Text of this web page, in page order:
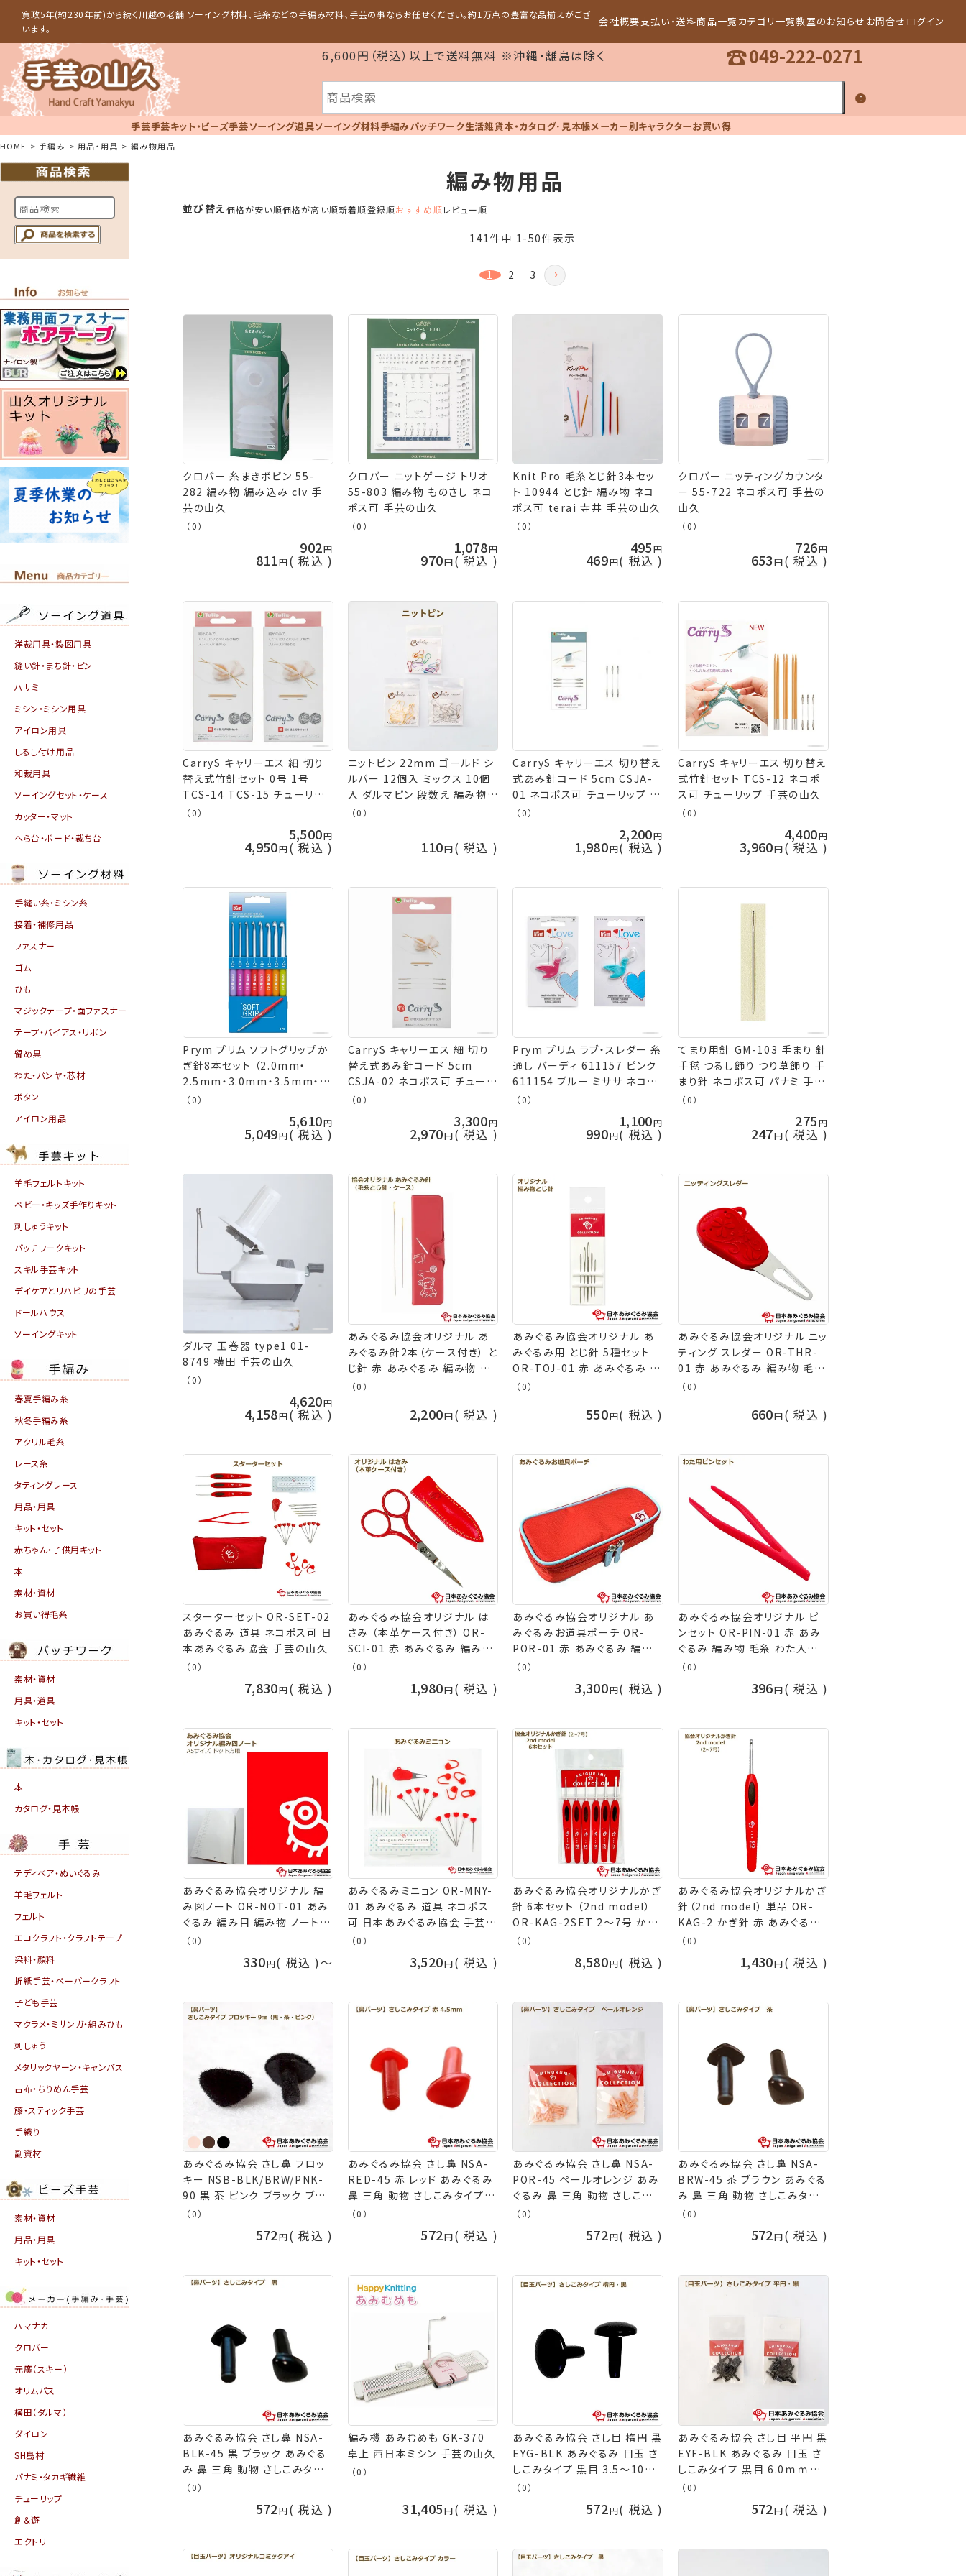
寛政5年(約230年前)から続く川越の老舗 ソーイング材料、毛糸などの手編み材料、手芸の事ならお任せください。約1万点の豊富な品揃えがござ
います。
会社概要支払い・送料商品一覧 カテゴリ一覧教室のお知らせ お問合せ ログイン
6,600円（税込）以上で送料無料 ※沖縄・離島は除く ☎049-222-0271
0
手芸手芸キット・ビーズ手芸ソーイング道具ソーイング材料手編みパッチワーク生活雑貨本・カタログ･見本帳メーカー別キャラクターお買い得
HOME 手編み 用品・用具 編み物用品
洋裁用具・製図用具
縫い針・まち針・ピン
ハサミ
ミシン・ミシン用具
アイロン用具
しるし付け用品
和裁用具
ソーイングセット・ケース
カッター・マット
へら台・ボード・裁ち台
手縫い糸・ミシン糸
接着・補修用品
ファスナー
ゴム
ひも
マジックテープ・面ファスナー
テープ・バイアス・リボン
留め具
わた・パンヤ・芯材
ボタン
アイロン用品
羊毛フェルトキット
ベビー・キッズ手作りキット
刺しゅうキット
パッチワークキット
スキル手芸キット
デイケアとリハビリの手芸
ドールハウス
ソーイングキット
春夏手編み糸
秋冬手編み糸
アクリル毛糸
レース糸
タティングレース
用品・用具
キット・セット
赤ちゃん・子供用キット
本
素材・資材
お買い得毛糸
素材・資材
用具・道具
キット・セット
本
カタログ・見本帳
テディベア・ぬいぐるみ
羊毛フェルト
フェルト
エコクラフト・クラフトテープ
染料・顔料
折紙手芸・ペーパークラフト
子ども手芸
マクラメ・ミサンガ・組みひも
刺しゅう
メタリックヤーン・キャンバス
古布・ちりめん手芸
籐・スティック手芸
手織り
副資材
素材・資材
用品・用具
キット・セット
ハマナカ
クロバー
元廣（スキー）
オリムパス
横田（ダルマ）
ダイロン
SH島村
パナミ・タカギ繊維
チューリップ
創＆遊
エクトリ
編み物用品
並び替え価格が安い順価格が高い順新着順登録順おすすめ順レビュー順
141 件中 1 -50件表示
1 2 3
クロバー 糸まきボビン 55-
282 編み物 編み込み clv 手
芸の山久
（0）
902
811 税込
クロバー ニットゲージ トリオ
55-803 編み物 ものさし ネコ
ポス可 手芸の山久
（0）
1,078
970 税込
Knit Pro 毛糸とじ針3本セッ
ト 10944 とじ針 編み物 ネコ
ポス可 terai 寺井 手芸の山久
（0）
495
469 税込
クロバー ニッティングカウンタ
ー 55-722 ネコポス可 手芸の
山久
（0）
726
653 税込
CarryS キャリーエス 細 切り
替え式竹針セット 0号 1号
TCS-14 TCS-15 チューリッ
プ 手芸の山久
（0）
5,500
4,950 税込
ニットピン 22mm ゴールド シ
ルバー 12個入 ミックス 10個
入 ダルマピン 段数え 編み物
目印 ネコポス可 terai 寺井
（0）
110 税込
CarryS キャリーエス 切り替え
式あみ針コード 5cm CSJA-
01 ネコポス可 チューリップ 手
芸の山久
（0）
2,200
1,980 税込
CarryS キャリーエス 切り替え
式竹針セット TCS-12 ネコポ
ス可 チューリップ 手芸の山久
（0）
4,400
3,960 税込
Prym プリム ソフトグリップか
ぎ針8本セット （2.0mm・
2.5mm・3.0mm・3.5mm・
4.0mm・4.5mm・5.0mm・
ツ社 Prym プリム ミササ 手芸
（0）
5,610
5,049 税込
CarryS キャリーエス 細 切り
替え式あみ針コード 5cm
CSJA-02 ネコポス可 チューリ
ップ 手芸の山久
（0）
3,300
2,970 税込
Prym プリム ラブ・スレダー 糸
通し バーディ 611157 ピンク
611154 ブルー ミササ ネコポ
ス可 手芸の山久
（0）
1,100
990 税込
てまり用針 GM-103 手まり 針
手毬 つるし飾り つり草飾り 手
まり針 ネコポス可 パナミ 手芸
の山久
（0）
275
247 税込
ダルマ 玉巻器 type1 01-
8749 横田 手芸の山久
（0）
4,620
4,158 税込
あみぐるみ協会オリジナル あ
みぐるみ針2本（ケース付き） と
じ針 赤 あみぐるみ 編み物 毛
糸 チューリップ AC-073 ネコ
（0）
2,200 税込
あみぐるみ協会オリジナル あ
みぐるみ用 とじ針 5種セット
OR-TOJ-01 赤 あみぐるみ 編
み物 毛糸 とじ針 道具 ネコポ
（0）
550 税込
あみぐるみ協会オリジナル ニッ
ティング スレダー OR-THR-
01 赤 あみぐるみ 編み物 毛糸
糸通し 道具 日本あみぐるみ協
（0）
660 税込
スターターセット OR-SET-02
あみぐるみ 道具 ネコポス可 日
本あみぐるみ協会 手芸の山久
（0）
7,830 税込
あみぐるみ協会オリジナル は
さみ （本革ケース付き） OR-
SCI-01 赤 あみぐるみ 編み物
毛糸 はさみ ハサミ 糸切はさみ
（0）
1,980 税込
あみぐるみ協会オリジナル あ
みぐるみお道具ポーチ OR-
POR-01 赤 あみぐるみ 編み
物 ポーチ バッグ 毛糸 道具 入
（0）
3,300 税込
あみぐるみ協会オリジナル ピ
ンセット OR-PIN-01 赤 あみ
ぐるみ 編み物 毛糸 わた入れ
人形 綿 わた 道具 日本あみぐ
（0）
396 税込
あみぐるみ協会オリジナル 編
み図ノート OR-NOT-01 あみ
ぐるみ 編み目 編み物 ノート
編み図 製図 日本あみぐるみ協
（0）
330 税込 〜
あみぐるみミニョン OR-MNY-
01 あみぐるみ 道具 ネコポス
可 日本あみぐるみ協会 手芸の
山久
（0）
3,520 税込
あみぐるみ協会オリジナルかぎ
針 6本セット （2nd model）
OR-KAG-2SET 2～7号 かぎ
針 赤 あみぐるみ 編み物 道具
（0）
8,580 税込
あみぐるみ協会オリジナルかぎ
針（2nd model） 単品 OR-
KAG-2 かぎ針 赤 あみぐるみ
編み物 道具 ネコポス可 日本
（0）
1,430 税込
あみぐるみ協会 さし鼻 フロッ
キー NSB-BLK/BRW/PNK-
90 黒 茶 ピンク ブラック ブラ
ウン あみぐるみ 鼻 さしこみタ
イプ ぬいぐるみ 9mm 編み物
材料 ネコポス可 日本あみぐる
（0）
572 税込
あみぐるみ協会 さし鼻 NSA-
RED-45 赤 レッド あみぐるみ
鼻 三角 動物 さしこみタイプ
ぬいぐるみ 4.5mm 編み物 か
ぎ針編み 材料 ネコポス可 日
本あみぐるみ協会 手芸の山久
（0）
572 税込
あみぐるみ協会 さし鼻 NSA-
POR-45 ペールオレンジ あみ
ぐるみ 鼻 三角 動物 さしこみタ
イプ ぬいぐるみ 4.5mm
6mm 編み物 かぎ針編み 材料
ピンク ベージュ ネコポス可 日
（0）
572 税込
あみぐるみ協会 さし鼻 NSA-
BRW-45 茶 ブラウン あみぐる
み 鼻 三角 動物 さしこみタイ
プ ぬいぐるみ 4.5mm 6ｍｍ
9ｍｍ 10.5ｍｍ 編み物 かぎ
針編み 材料 ネコポス可 日本
（0）
572 税込
あみぐるみ協会 さし鼻 NSA-
BLK-45 黒 ブラック あみぐる
み 鼻 三角 動物 さしこみタイ
プ ぬいぐるみ 4.5mm 6ｍｍ
9ｍｍ 10.5ｍｍ 編み物 かぎ
針編み 材料 ネコポス可 日本
（0）
572 税込
編み機 あみむめも GK-370
卓上 西日本ミシン 手芸の山久
（0）
31,405 税込
あみぐるみ協会 さし目 楕円 黒
EYG-BLK あみぐるみ 目玉 さ
しこみタイプ 黒目 3.5～10ｍ
ｍ 楕円形 編み物 動物 目 材
料 ネコポス可 日本あみぐるみ
協会 手芸の山久
（0）
572 税込
あみぐるみ協会 さし目 平円 黒
EYF-BLK あみぐるみ 目玉 さ
しこみタイプ 黒目 6.0ｍｍ
7.5ｍｍ 黒目 編み物 動物 目
材料 ネコポス可 日本あみぐる
み協会 手芸の山久
（0）
572 税込